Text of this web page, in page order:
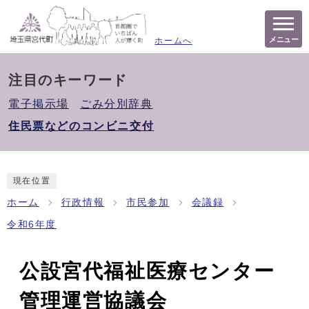
ホームへ メニュー
注目のキーワード
電子掲示場
ごみ分別辞典
住民票などのコンビニ交付
現在位置
ホーム 行政情報 市民参加 会議録
令和6年度
公設宮代福祉医療センター
管理運営協議会